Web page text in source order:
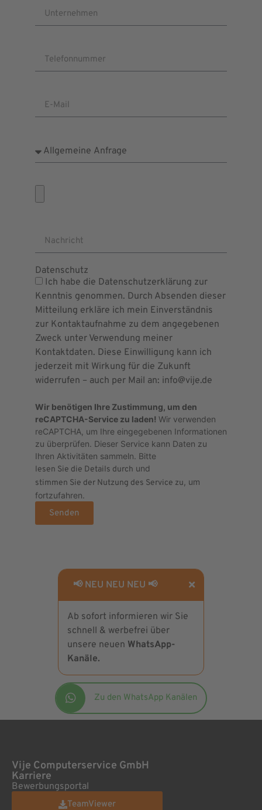
Datenschutz
Ich habe die Datenschutzerklärung zur
Kenntnis genommen. Durch Absenden dieser
Mitteilung erkläre ich mein Einverständnis
zur Kontaktaufnahme zu dem angegebenen
Zweck unter Verwendung meiner
Kontaktdaten. Diese Einwilligung kann ich
jederzeit mit Wirkung für die Zukunft
widerrufen – auch per Mail an: info@vije.de
Wir benötigen Ihre Zustimmung, um den
reCAPTCHA-Service zu laden! Wir verwenden
reCAPTCHA, um Ihre eingegebenen Informationen
zu überprüfen. Dieser Service kann Daten zu
Ihren Aktivitäten sammeln. Bitte
lesen Sie die Details durch und
stimmen Sie der Nutzung des Service zu , um
fortzufahren.
Senden
📢 NEU NEU NEU 📢
Ab sofort informieren wir Sie
schnell & werbefrei über
unsere neuen WhatsApp-
Kanäle.
Zu den WhatsApp Kanälen
Vije Computerservice GmbH
Karriere
Bewerbungsportal
TeamViewer